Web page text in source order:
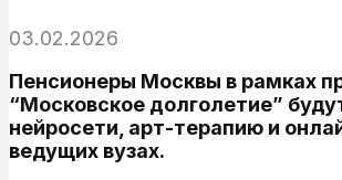
03.02.2026
Пенсионеры Москвы в рамках
“Московское долголетие”
нейросети, арт-терапию и
ведущих вузах.